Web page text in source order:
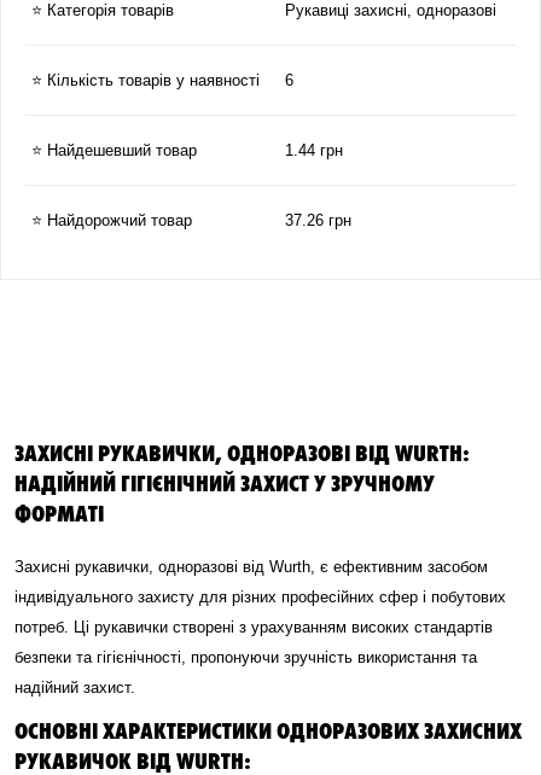
⭐ Категорія товарів Рукавиці захисні, одноразові
⭐ Кількість товарів у наявності 6
⭐ Найдешевший товар 1.44 грн
⭐ Найдорожчий товар 37.26 грн
ЗАХИСНІ РУКАВИЧКИ, ОДНОРАЗОВІ ВІД WURTH:
НАДІЙНИЙ ГІГІЄНІЧНИЙ ЗАХИСТ У ЗРУЧНОМУ
ФОРМАТІ
Захисні рукавички, одноразові від Wurth, є ефективним засобом
індивідуального захисту для різних професійних сфер і побутових
потреб. Ці рукавички створені з урахуванням високих стандартів
безпеки та гігієнічності, пропонуючи зручність використання та
надійний захист.
ОСНОВНІ ХАРАКТЕРИСТИКИ ОДНОРАЗОВИХ ЗАХИСНИХ
РУКАВИЧОК ВІД WURTH: